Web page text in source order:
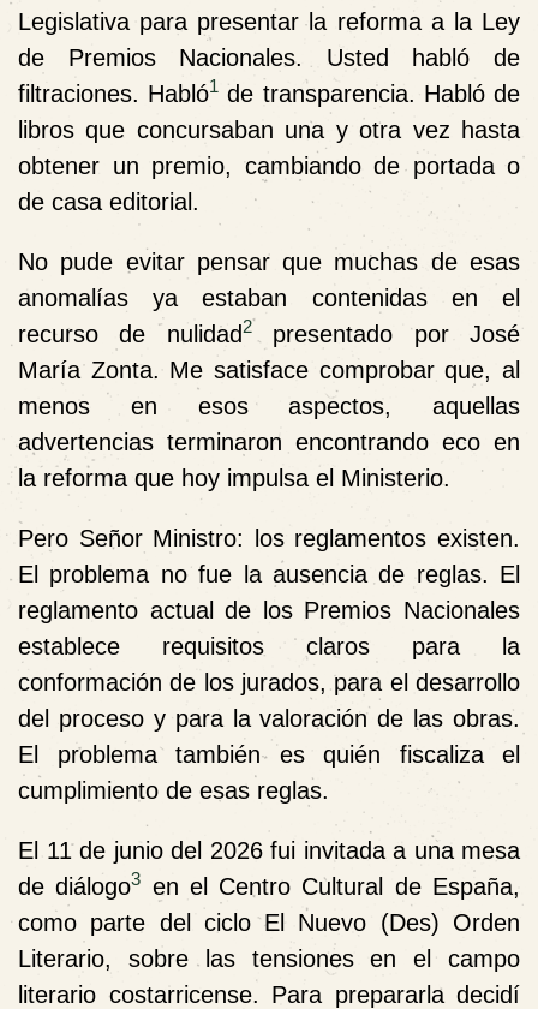
Legislativa para presentar la reforma a la Ley
de Premios Nacionales. Usted habló de
filtraciones. Habló1 de transparencia. Habló de
libros que concursaban una y otra vez hasta
obtener un premio, cambiando de portada o
de casa editorial.
No pude evitar pensar que muchas de esas
anomalías ya estaban contenidas en el
recurso de nulidad 2presentado por José
María Zonta. Me satisface comprobar que, al
menos en esos aspectos, aquellas
advertencias terminaron encontrando eco en
la reforma que hoy impulsa el Ministerio.
Pero Señor Ministro: los reglamentos existen.
El problema no fue la ausencia de reglas. El
reglamento actual de los Premios Nacionales
establece requisitos claros para la
conformación de los jurados, para el desarrollo
del proceso y para la valoración de las obras.
El problema también es quién fiscaliza el
cumplimiento de esas reglas.
El 11 de junio del 2026 fui invitada a una mesa
de diálogo3 en el Centro Cultural de España,
como parte del ciclo El Nuevo (Des) Orden
Literario, sobre las tensiones en el campo
literario costarricense. Para prepararla decidí